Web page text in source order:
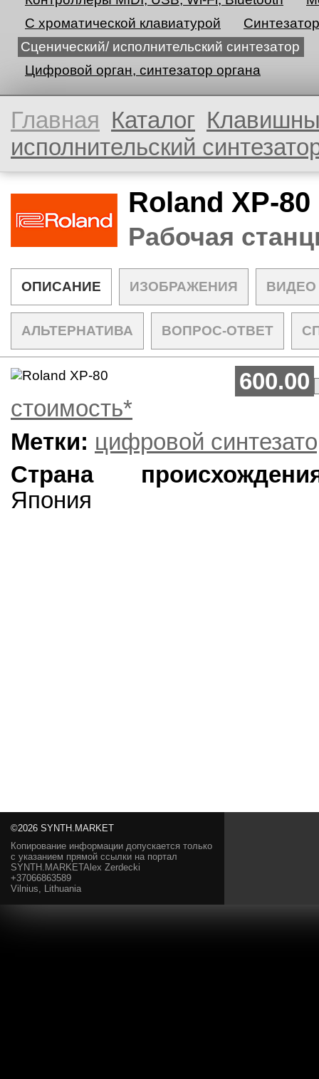
С хроматической клавиатурой
Синтезатор
Сценический/ исполнительский синтезатор
Цифровой орган, синтезатор органа
Главная Каталог
исполнительский
Roland XP-80
Рабочая
ОПИСАНИЕ ИЗОБРАЖЕНИЯ ВИДЕО
АЛЬТЕРНАТИВА ВОПРОС-ОТВЕТ
600.00
стоимость*
Метки: цифровой
Страна
Япония
©2026 SYNTH.MARKET
Копирование информации допускается только
с указанием прямой ссылки на портал
SYNTH.MARKETAlex Zerdecki
+37066863589
Vilnius, Lithuania